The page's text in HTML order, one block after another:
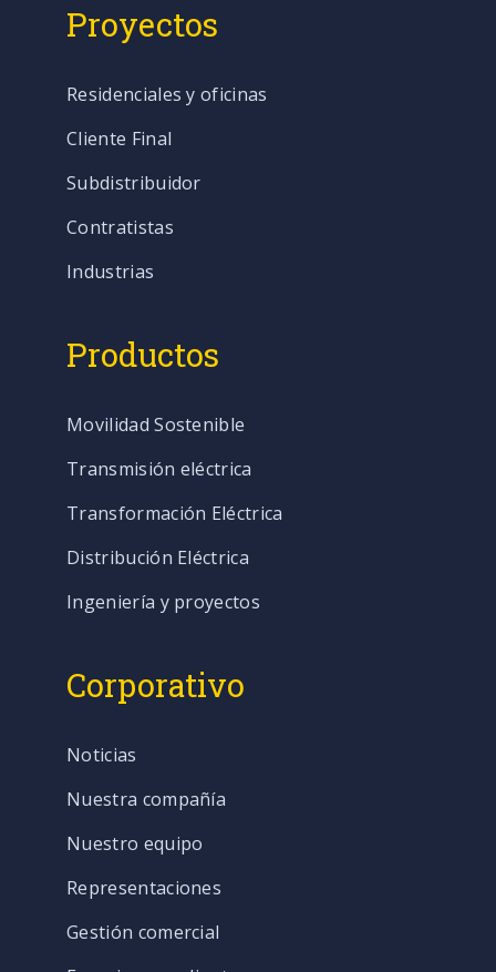
Proyectos
Residenciales y oficinas
Cliente Final
Subdistribuidor
Contratistas
Industrias
Productos
Movilidad Sostenible
Transmisión eléctrica
Transformación Eléctrica
Distribución Eléctrica
Ingeniería y proyectos
Corporativo
Noticias
Nuestra compañía
Nuestro equipo
Representaciones
Gestión comercial